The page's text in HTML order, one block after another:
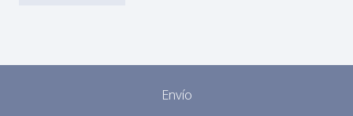
Envío